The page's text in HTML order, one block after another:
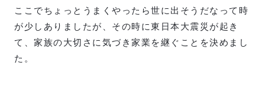
ここでちょっとうまくやったら世に出そうだなって時
が少しありましたが、その時に東日本大震災が起き
て、家族の大切さに気づき家業を継ぐことを決めまし
た。